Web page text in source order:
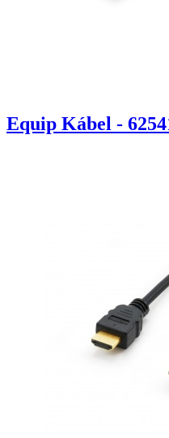
Equip Kábel -